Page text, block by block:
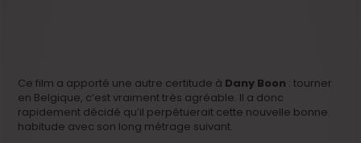
Ce film a apporté une autre certitude à Dany Boon : tourner
en Belgique, c’est vraiment très agréable. Il a donc
rapidement décidé qu’il perpétuerait cette nouvelle bonne
habitude avec son long métrage suivant.